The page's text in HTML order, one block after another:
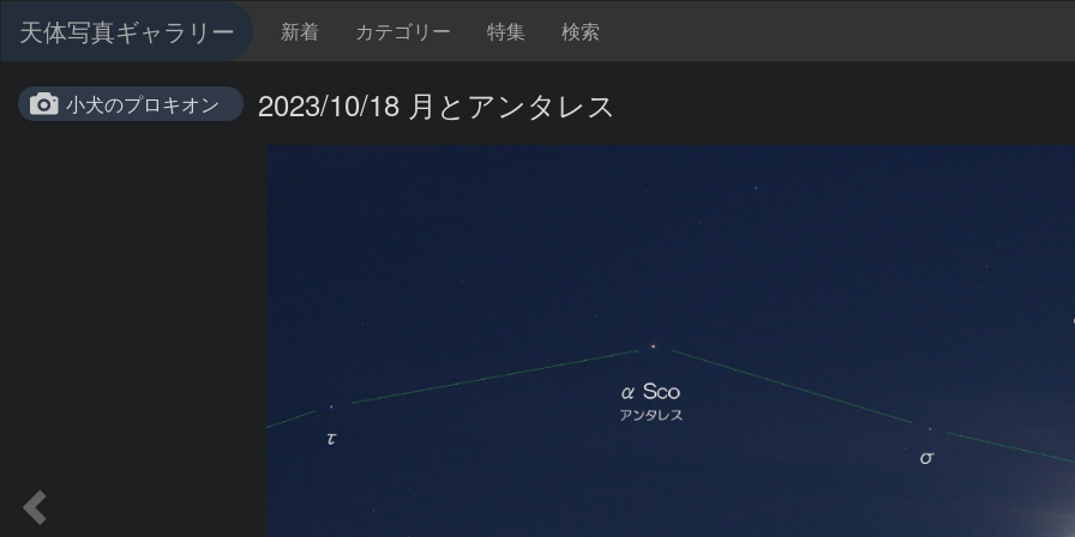
天体写真ギャラリー 新着 カテゴリー 特集 検索
小犬のプロキオン 2023/10/18 月とアンタレス